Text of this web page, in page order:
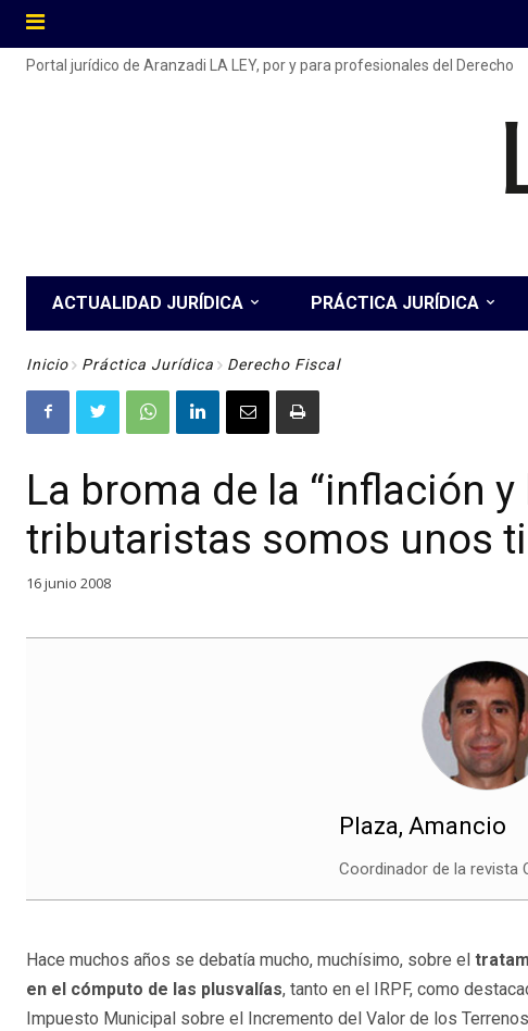
Portal jurídico de Aranzadi LA LEY, por y para profesionales del Derecho
ACTUALIDAD JURÍDICA PRÁCTICA JURÍDICA
Inicio Práctica Jurídica Derecho Fiscal
La broma de la “inflación
tributaristas somos unos
16 junio 2008
Plaza, Amancio
Coordinador de la revista
Hace muchos años se debatía mucho, muchísimo, sobre el
en el cómputo de las plusvalías, tanto en el IRPF, como
Impuesto Municipal sobre el Incremento del Valor de los